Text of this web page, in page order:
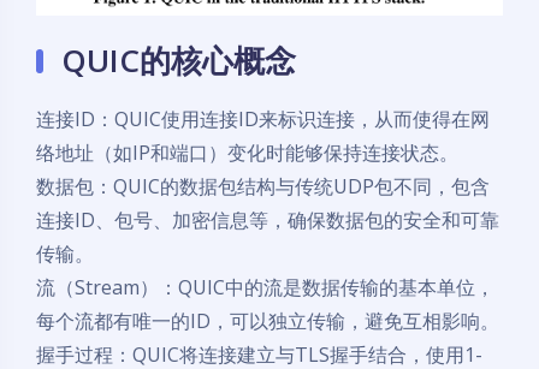
QUIC的核心概念
连接ID：QUIC使用连接ID来标识连接，从而使得在网
络地址（如IP和端口）变化时能够保持连接状态。
数据包：QUIC的数据包结构与传统UDP包不同，包含
连接ID、包号、加密信息等，确保数据包的安全和可靠
传输。
流（Stream）：QUIC中的流是数据传输的基本单位，
每个流都有唯一的ID，可以独立传输，避免互相影响。
握手过程：QUIC将连接建立与TLS握手结合，使用1-